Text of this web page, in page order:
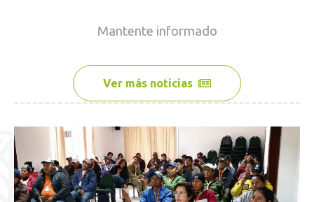
Mantente informado
Ver más noticias